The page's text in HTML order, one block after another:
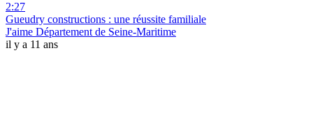
2:27
Gueudry constructions : une réussite familiale
J'aime Département de Seine-Maritime
il y a 11 ans